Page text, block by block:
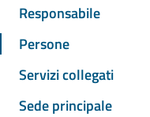
Responsabile
Persone
Servizi collegati
Sede principale